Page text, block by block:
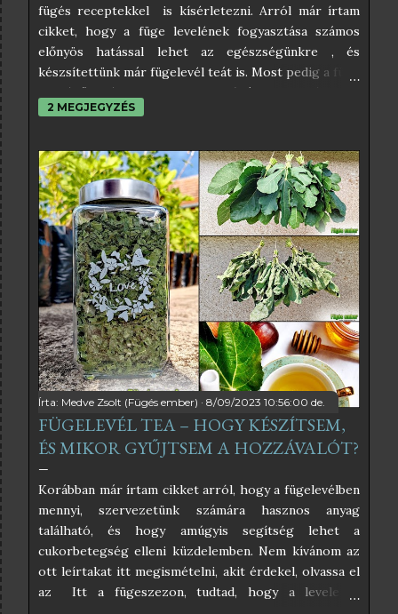
fügés receptekkel is kísérletezni. Arról már írtam
cikket, hogy a füge levelének fogyasztása számos
előnyös hatással lehet az egészségünkre , és
készsítettünk már fügelevél teát is. Most pedig a füge
leveléből készült szörpöt próbáltam ki, és úgy
éreztem, nektek is be kell, hogy mutassam. Az
találni, amelyek közül némelyikben egészen
elképesztő hozzávalók is vannak, amelyektől éppen
hogy csak pont egészséges nem lesz. Én az
egyszerűségben hiszek, és abban, hogy a befőzés
szabályait betartva nincs szükség tartósítószerekre
sem, ezért az én receptem teljesen egyszerű. Ha
pedig a kristálycukrot helyettesítjük valamilyen
édesítőszerrel, akkor még inkább egészséges lesz a
végeredmény. A fügelevélből főzött szörpnek
kimondottan különleges íze van, ami vagy ízleni fog,
vagy nem. Nekem nagyon ízlik, kimondottan frissítő
hideg szódával, szó...
2 MEGJEGYZÉS
Írta: Medve Zsolt (Fügés ember) 8/09/2023 10:56:00 de.
FÜGELEVÉL TEA – HOGY KÉSZÍTSEM,
ÉS MIKOR GYŰJTSEM A HOZZÁVALÓT?
Korábban már írtam cikket arról, hogy a fügelevélben
mennyi, szervezetünk számára hasznos anyag
található, és hogy amúgyis segítség lehet a
cukorbetegség elleni küzdelemben. Nem kívánom az
ott leírtakat itt megismételni, akit érdekel, olvassa el
az Itt a fügeszezon, tudtad, hogy a levele is